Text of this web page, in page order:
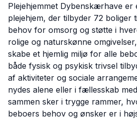
Plejehjemmet Dybenskærhave er
plejehjem, der tilbyder 72 boliger
behov for omsorg og støtte i
rolige og naturskønne
skabe et hjemlig miljø for alle
både fysisk og psykisk trivsel
af aktiviteter og sociale
nydes alene eller i fællesskab
sammen sker i trygge rammer,
beboers behov og ønsker er i